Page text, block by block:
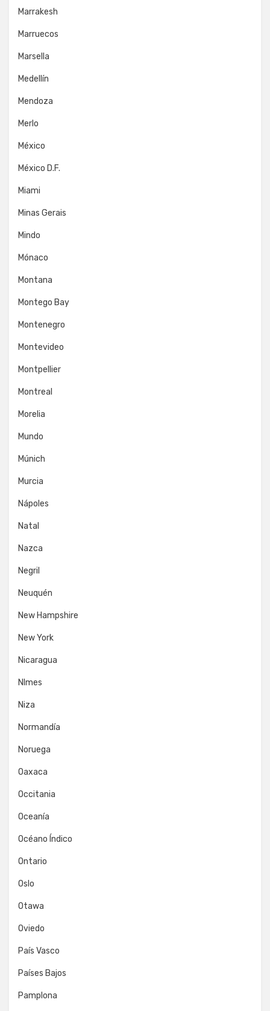
Marrakesh
Marruecos
Marsella
Medellín
Mendoza
Merlo
México
México D.F.
Miami
Minas Gerais
Mindo
Mónaco
Montana
Montego Bay
Montenegro
Montevideo
Montpellier
Montreal
Morelia
Mundo
Múnich
Murcia
Nápoles
Natal
Nazca
Negril
Neuquén
New Hampshire
New York
Nicaragua
NImes
Niza
Normandía
Noruega
Oaxaca
Occitania
Oceanía
Océano Índico
Ontario
Oslo
Otawa
Oviedo
País Vasco
Países Bajos
Pamplona